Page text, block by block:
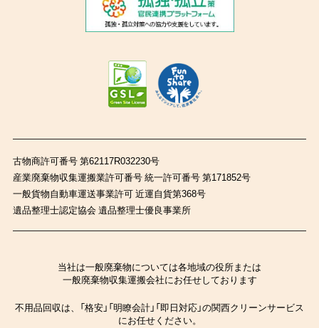
古物商許可番号 第62117R032230号
産業廃棄物収集運搬業許可番号 統一許可番号 第171852号
一般貨物自動車運送事業許可 近運自貨第368号
遺品整理士認定協会 遺品整理士優良事業所
当社は一般廃棄物については各地域の役所または
一般廃棄物収集運搬会社にお任せしております
不用品回収は、「格安」「明瞭会計」「即日対応」の関西クリーンサービス
にお任せください。